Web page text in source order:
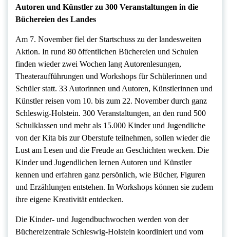
Autoren und Künstler zu 300 Veranstaltungen in die
Büchereien des Landes
Am 7. November fiel der Startschuss zu der landesweiten
Aktion. In rund 80 öffentlichen Büchereien und Schulen
finden wieder zwei Wochen lang Autorenlesungen,
Theateraufführungen und Workshops für Schülerinnen und
Schüler statt. 33 Autorinnen und Autoren, Künstlerinnen und
Künstler reisen vom 10. bis zum 22. November durch ganz
Schleswig-Holstein. 300 Veranstaltungen, an den rund 500
Schulklassen und mehr als 15.000 Kinder und Jugendliche
von der Kita bis zur Oberstufe teilnehmen, sollen wieder die
Lust am Lesen und die Freude an Geschichten wecken. Die
Kinder und Jugendlichen lernen Autoren und Künstler
kennen und erfahren ganz persönlich, wie Bücher, Figuren
und Erzählungen entstehen. In Workshops können sie zudem
ihre eigene Kreativität entdecken.
Die Kinder- und Jugendbuchwochen werden von der
Büchereizentrale Schleswig-Holstein koordiniert und vom